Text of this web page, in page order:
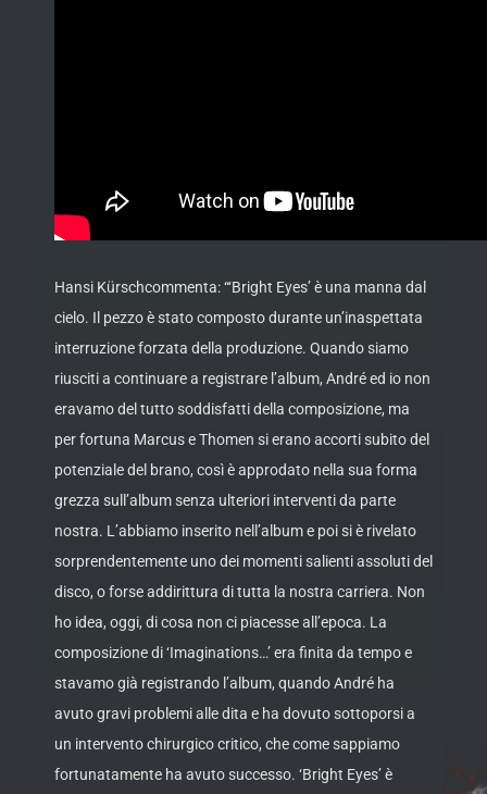
Hansi Kürschcommenta: “‘Bright Eyes’ è una manna dal
cielo. Il pezzo è stato composto durante un’inaspettata
interruzione forzata della produzione. Quando siamo
riusciti a continuare a registrare l’album, André ed io non
eravamo del tutto soddisfatti della composizione, ma
per fortuna Marcus e Thomen si erano accorti subito del
potenziale del brano, così è approdato nella sua forma
grezza sull’album senza ulteriori interventi da parte
nostra. L’abbiamo inserito nell’album e poi si è rivelato
sorprendentemente uno dei momenti salienti assoluti del
disco, o forse addirittura di tutta la nostra carriera. Non
ho idea, oggi, di cosa non ci piacesse all’epoca. La
composizione di ‘Imaginations…’ era finita da tempo e
stavamo già registrando l’album, quando André ha
avuto gravi problemi alle dita e ha dovuto sottoporsi a
un intervento chirurgico critico, che come sappiamo
fortunatamente ha avuto successo. ‘Bright Eyes’ è